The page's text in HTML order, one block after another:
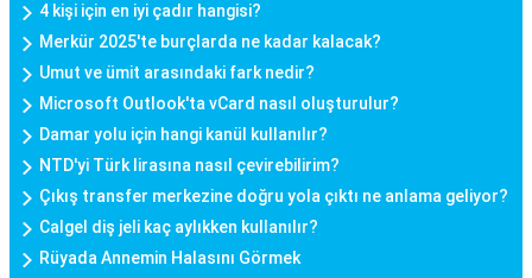
4 kişi için en iyi çadır hangisi?
Merkür 2025'te burçlarda ne kadar kalacak?
Umut ve ümit arasındaki fark nedir?
Microsoft Outlook'ta vCard nasıl oluşturulur?
Damar yolu için hangi kanül kullanılır?
NTD'yi Türk lirasına nasıl çevirebilirim?
Çıkış transfer merkezine doğru yola çıktı ne anlama geliyor?
Calgel diş jeli kaç aylıkken kullanılır?
Rüyada Annemin Halasını Görmek